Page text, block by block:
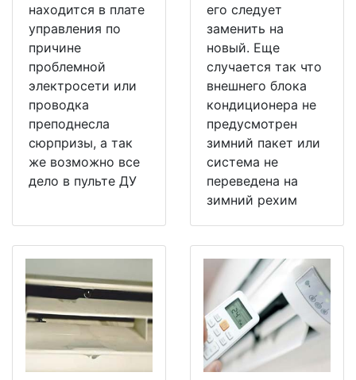
находится в плате
управления по
причине
проблемной
электросети или
проводка
преподнесла
сюрпризы, а так
же возможно все
дело в пульте ДУ
его следует
заменить на
новый. Еще
случается так что
внешнего блока
кондиционера не
предусмотрен
зимний пакет или
система не
переведена на
зимний рехим